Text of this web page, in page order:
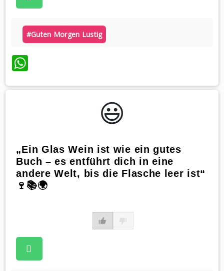
#guten Morgen Lustig
WhatsApp
😃️
„Ein Glas Wein ist wie ein gutes
Buch – es entführt dich in eine
andere Welt, bis die Flasche leer ist“
🍷📚🌍